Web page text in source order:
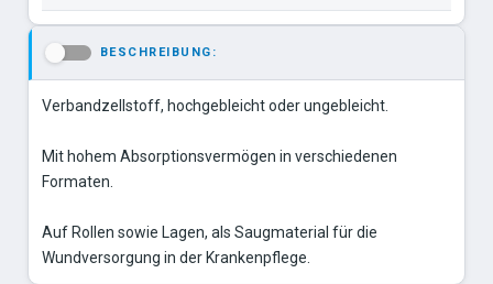
BESCHREIBUNG:
Verbandzellstoff, hochgebleicht oder ungebleicht.
Mit hohem Absorptionsvermögen in verschiedenen
Formaten.
Auf Rollen sowie Lagen, als Saugmaterial für die
Wundversorgung in der Krankenpflege.